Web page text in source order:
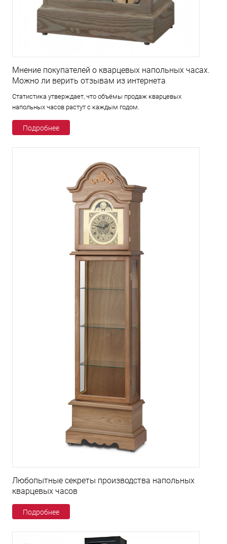
Мнение покупателей о кварцевых напольных часах.
Можно ли верить отзывам из интернета
Статистика утверждает, что объёмы продаж кварцевых
напольных часов растут с каждым годом.
Подробнее
Любопытные секреты производства напольных
кварцевых часов
Подробнее